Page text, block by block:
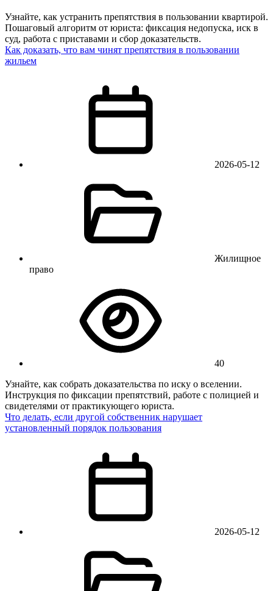
Узнайте, как устранить препятствия в пользовании квартирой.
Пошаговый алгоритм от юриста: фиксация недопуска, иск в
суд, работа с приставами и сбор доказательств.
Как доказать, что вам чинят препятствия в пользовании
жильем
2026-05-12
Жилищное
право
40
Узнайте, как собрать доказательства по иску о вселении.
Инструкция по фиксации препятствий, работе с полицией и
свидетелями от практикующего юриста.
Что делать, если другой собственник нарушает
установленный порядок пользования
2026-05-12